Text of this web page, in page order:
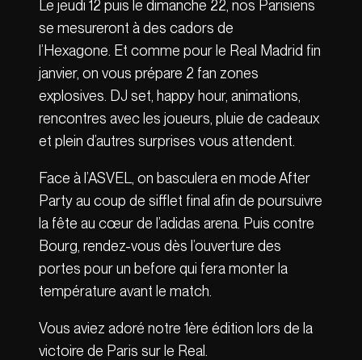
Le jeudi 12 puis le dimanche 22, nos Parisiens
se mesureront à des cadors de
l’Hexagone. Et comme pour le Real Madrid fin
janvier, on vous prépare 2 fan zones
explosives. DJ set, happy hour, animations,
rencontres avec les joueurs, pluie de cadeaux
et plein d’autres surprises vous attendent.
Face à l’ASVEL, on basculera en mode After
Party au coup de sifflet final afin de poursuivre
la fête au cœur de l’adidas arena. Puis contre
Bourg, rendez-vous dès l’ouverture des
portes pour un before qui fera monter la
température avant le match.
Vous aviez adoré notre 1ère édition lors de la
victoire de Paris sur le Real.